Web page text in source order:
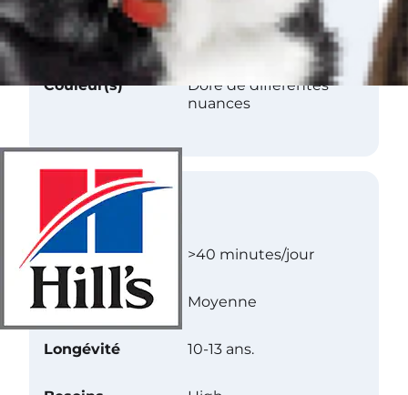
Texture Droit
Couleur(s)
Doré de différentes
nuances
Soins
Exercice >40 minutes/jour
Niveau d’énergie Moyenne
Longévité 10-13 ans.